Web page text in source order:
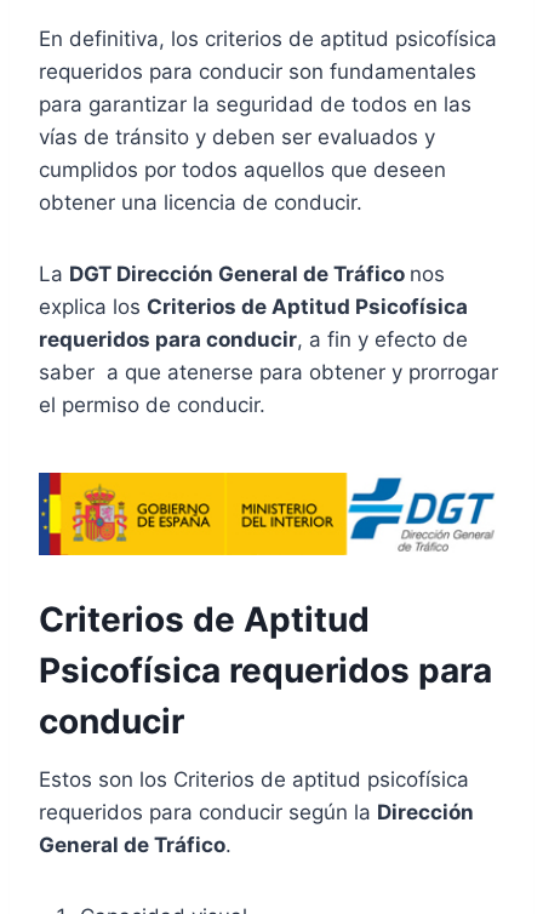
En definitiva, los criterios de aptitud psicofísica
requeridos para conducir son fundamentales
para garantizar la seguridad de todos en las
vías de tránsito y deben ser evaluados y
cumplidos por todos aquellos que deseen
obtener una licencia de conducir.
La DGT Dirección General de Tráfico nos
explica los Criterios de Aptitud Psicofísica
requeridos para conducir, a fin y efecto de
saber a que atenerse para obtener y prorrogar
el permiso de conducir.
Criterios de Aptitud
Psicofísica requeridos para
conducir
Estos son los Criterios de aptitud psicofísica
requeridos para conducir según la Dirección
General de Tráfico.